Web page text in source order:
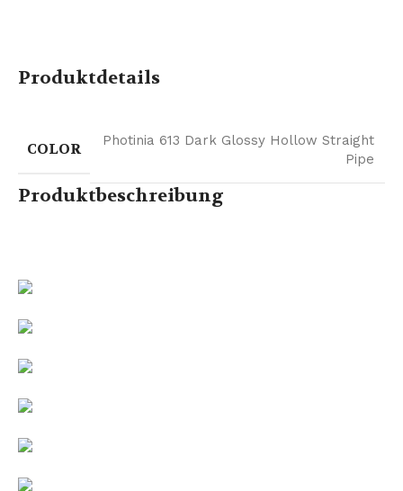
Produktdetails
COLOR
Photinia 613 Dark Glossy Hollow Straight
Pipe
Produktbeschreibung